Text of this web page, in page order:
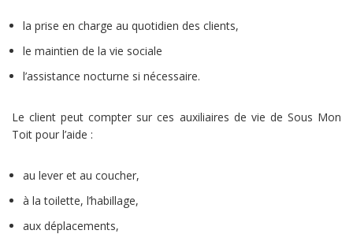
la prise en charge au quotidien des clients,
le maintien de la vie sociale
l’assistance nocturne si nécessaire.
Le client peut compter sur ces auxiliaires de vie de Sous Mon
Toit pour l’aide :
au lever et au coucher,
à la toilette, l’habillage,
aux déplacements,